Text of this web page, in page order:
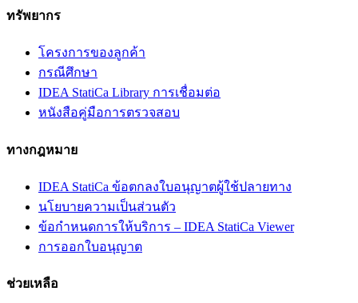
ทรัพยากร
โครงการของลูกค้า
กรณีศึกษา
IDEA StatiCa Library การเชื่อมต่อ
หนังสือคู่มือการตรวจสอบ
ทางกฎหมาย
IDEA StatiCa ข้อตกลงใบอนุญาตผู้ใช้ปลายทาง
นโยบายความเป็นส่วนตัว
ข้อกำหนดการให้บริการ – IDEA StatiCa Viewer
การออกใบอนุญาต
ช่วยเหลือ